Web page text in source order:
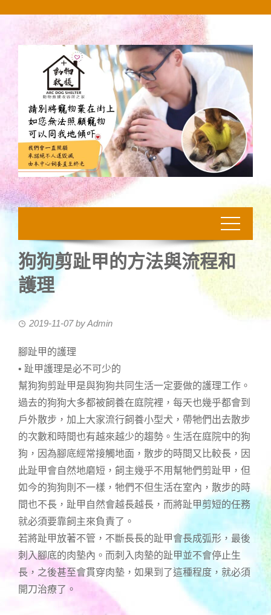
狗狗剪趾甲的方法與流程和
護理
2019-11-07byAdmin
腳趾甲的護理
• 趾甲護理是必不可少的
幫狗狗剪趾甲是與狗狗共同生活一定要做的護理工作。
過去的狗狗大多都被飼養在庭院裡，每天也幾乎都會到
戶外散步，加上大家流行飼養小型犬，帶牠們出去散步
的次數和時間也有越來越少的趨勢。生活在庭院中的狗
狗，因為腳底經常接觸地面，散步的時間又比較長，因
此趾甲會自然地磨短，飼主幾乎不用幫牠們剪趾甲，但
如今的狗狗則不一樣，牠們不但生活在室內，散步的時
間也不長，趾甲自然會越長越長，而將趾甲剪短的任務
就必須要靠飼主來負責了。
若將趾甲放著不管，不斷長長的趾甲會長成弧形，最後
刺入腳底的肉墊內。而刺入肉墊的趾甲並不會停止生
長，之後甚至會貫穿肉墊，如果到了這種程度，就必須
開刀治療了。